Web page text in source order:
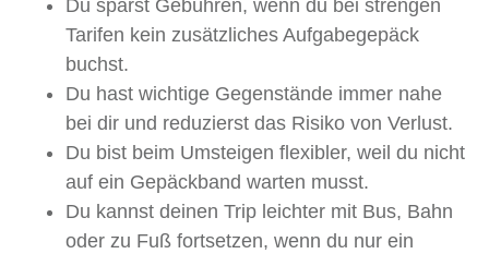
Du sparst Gebühren, wenn du bei strengen
Tarifen kein zusätzliches Aufgabegepäck
buchst.
Du hast wichtige Gegenstände immer nahe
bei dir und reduzierst das Risiko von Verlust.
Du bist beim Umsteigen flexibler, weil du nicht
auf ein Gepäckband warten musst.
Du kannst deinen Trip leichter mit Bus, Bahn
oder zu Fuß fortsetzen, wenn du nur ein